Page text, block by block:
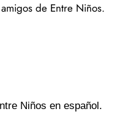
de Entre Niños.
Niños en español.